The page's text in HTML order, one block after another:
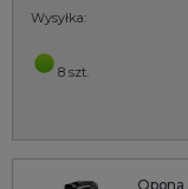
Wysyłka:
8 szt.